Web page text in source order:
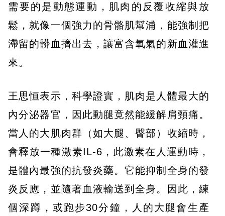
需要的是動態運動，肌肉的反覆收縮與放
鬆，就像一個強力的骨骼肌幫浦，能強制把
滯留的髒血擠出去，讓富含氧氣的新血灌進
來。
王思恒表示，科學證實，肌肉是人體最大的
內分泌器官，因此動腿竟然能緩解肩頸痛。
當人的大肌肉群（如大腿、臀部）收縮時，
會釋放一種激素IL-6，此激素在人運動時，
是體內最強的抗發炎藥。它能抑制全身的發
炎反應，並隨著血液輸送到全身。因此，練
個深蹲，或跑步30分鐘，人的大腿會生產